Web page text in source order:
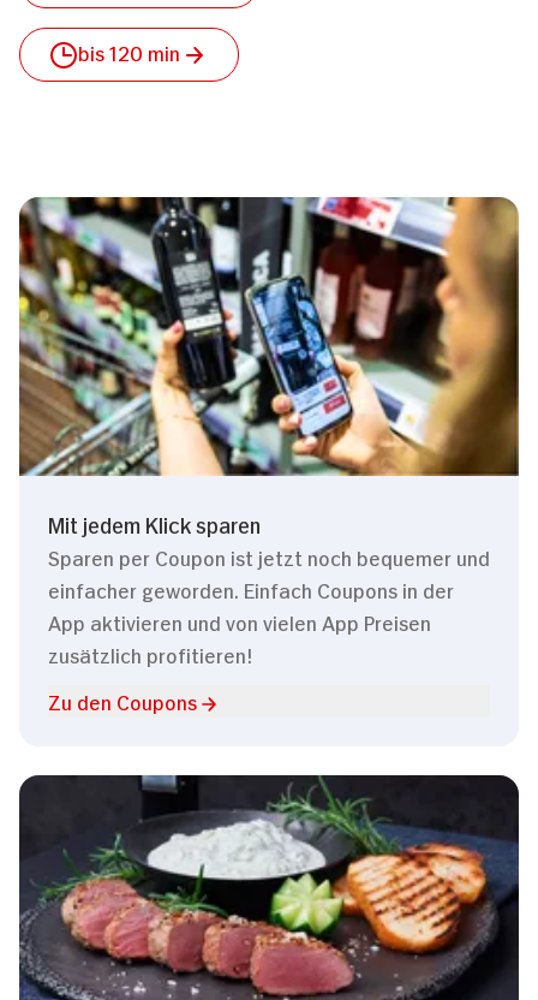
bis 120 min
Mit jedem Klick sparen
Sparen per Coupon ist jetzt noch bequemer und
einfacher geworden. Einfach Coupons in der
App aktivieren und von vielen App Preisen
zusätzlich profitieren!
Zu den Coupons